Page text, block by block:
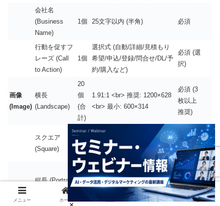
会社名
(Business
Name)
1個 25文字以内 (半角) 必須
行動を促すフ
レーズ (Call
to Action)
1個
選択式 (自動/詳細/見積もり
希望/申込/登録/問合せ/DL/予
約/購入など)
必須 (選
択)
画像
(Image)
横長
(Landscape)
20
個
(合
計)
1.91:1 <br> 推奨: 1200×628
<br> 最小: 600×314
必須 (3
枚以上
推奨)
スクエア
(Square)
1:1 <br> 推奨: 1200×1200
<br> 最小: 300×300
必須 (3
枚以上
推奨)
縦長 (Portrait)
4:5 <br> 推奨: 960×1200
<br> 最小: 480×600
省略可
(1枚以
上推奨)
メニュー ホーム トップ サイドバー